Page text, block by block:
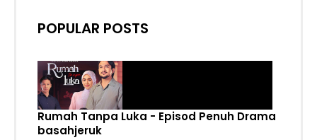
POPULAR POSTS
Rumah Tanpa Luka - Episod Penuh Drama
basahjeruk